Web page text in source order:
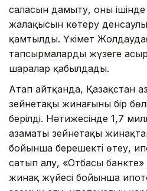
саласын дамыту, оның ішінде
жалақысын көтеру
қамтылды. Үкімет
тапсырмаларды жүзеге
шаралар қабылдады.
Атап айтқанда, Қазақстан
зейнетақы жинағының бір
берілді. Нәтижесінде 1,7
азаматы зейнетақы
бойынша берешекті өтеу,
сатып алу, «Отбасы
жинақ жүйесі бойынша